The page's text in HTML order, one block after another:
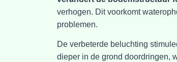
verhogen. Dit voorkomt
problemen.
De verbeterde beluchting
dieper in de grond doordringen,